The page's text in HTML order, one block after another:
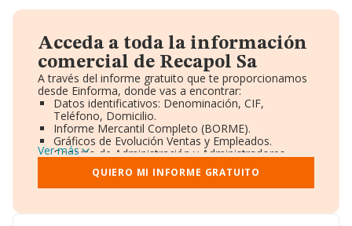
Acceda a toda la información
comercial de Recapol Sa
A través del informe gratuito que te proporcionamos
desde Einforma, donde vas a encontrar:
Datos identificativos: Denominación, CIF,
Teléfono, Domicilio.
Informe Mercantil Completo (BORME).
Gráficos de Evolución Ventas y Empleados.
Consejo de Administración y Administradores.
Directivos y Ejecutivos.
Accionistas.
Participaciones y Vinculaciones en otras empresas.
Información oficial y registral complementaria.
Ver más
QUIERO MI INFORME GRATUITO